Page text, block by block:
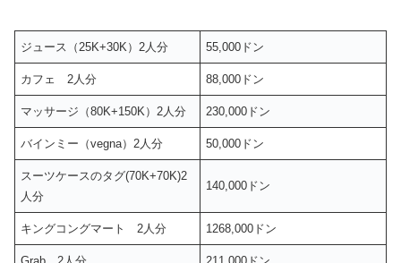
ジュース（25K+30K）2人分 55,000ドン
カフェ 2人分 88,000ドン
マッサージ（80K+150K）2人分 230,000ドン
バインミー（vegna）2人分 50,000ドン
スーツケースのタグ(70K+70K)2
人分
140,000ドン
キングコングマート 2人分 1268,000ドン